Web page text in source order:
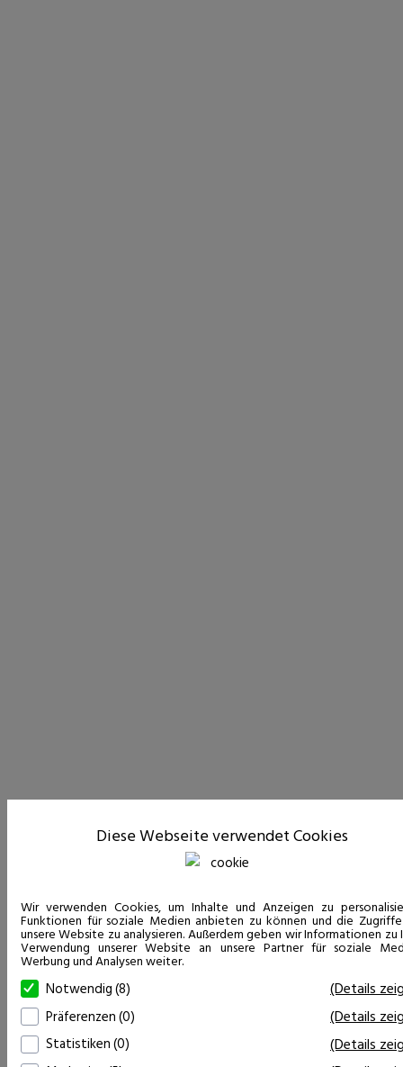
Diese Webseite verwendet Cookies
Wir verwenden Cookies, um Inhalte und Anzeigen zu
Funktionen für soziale Medien anbieten zu können und die
unsere Website zu analysieren. Außerdem geben wir Informationen zu
Verwendung unserer Website an unsere Partner für soziale
Werbung und Analysen weiter.
Notwendig (8) (Details
Präferenzen (0) (Details
Statistiken (0) (Details